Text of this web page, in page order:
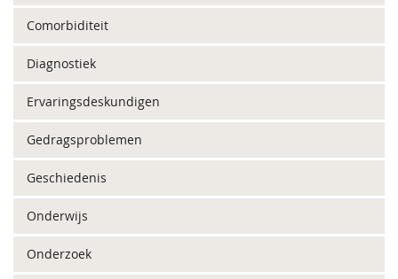
Comorbiditeit
Diagnostiek
Ervaringsdeskundigen
Gedragsproblemen
Geschiedenis
Onderwijs
Onderzoek